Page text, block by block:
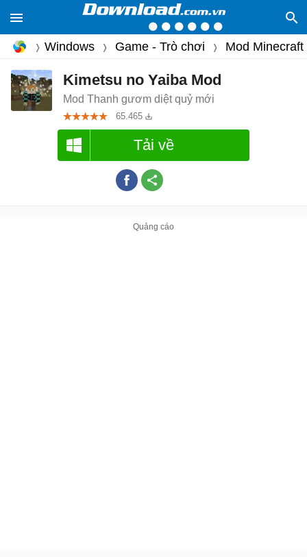
Windows Game - Trò chơi Mod Minecraft
Kimetsu no Yaiba Mod
Mod Thanh gươm diệt quỷ mới
65.465
Tải về